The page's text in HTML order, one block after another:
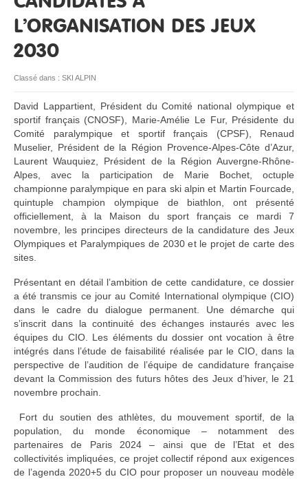
RESSOURCES
L’ORGANISATION DES JEUX
2030
Classé dans : SKI ALPIN
David Lappartient, Président du Comité national olympique et
sportif français (CNOSF), Marie-Amélie Le Fur, Présidente du
Comité paralympique et sportif français (CPSF), Renaud
Muselier, Président de la Région Provence-Alpes-Côte d’Azur,
Laurent Wauquiez, Président de la Région Auvergne-Rhône-
Alpes, avec la participation de Marie Bochet, octuple
championne paralympique en para ski alpin et Martin Fourcade,
quintuple champion olympique de biathlon, ont présenté
officiellement, à la Maison du sport français ce mardi 7
novembre, les principes directeurs de la candidature des Jeux
Olympiques et Paralympiques de 2030 et le projet de carte des
sites.
Présentant en détail l’ambition de cette candidature, ce dossier
a été transmis ce jour au Comité International olympique (CIO)
dans le cadre du dialogue permanent. Une démarche qui
s’inscrit dans la continuité des échanges instaurés avec les
équipes du CIO. Les éléments du dossier ont vocation à être
intégrés dans l’étude de faisabilité réalisée par le CIO, dans la
perspective de l’audition de l’équipe de candidature française
devant la Commission des futurs hôtes des Jeux d’hiver, le 21
novembre prochain.
Fort du soutien des athlètes, du mouvement sportif, de la
population, du monde économique – notamment des
partenaires de Paris 2024 – ainsi que de l’Etat et des
collectivités impliquées, ce projet collectif répond aux exigences
de l’agenda 2020+5 du CIO pour proposer un nouveau modèle